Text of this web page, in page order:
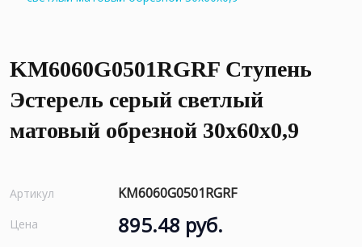
KM6060G0501RGRF Ступень
Эстерель серый светлый
матовый обрезной 30x60x0,9
Артикул KM6060G0501RGRF
Цена 895.48 руб.